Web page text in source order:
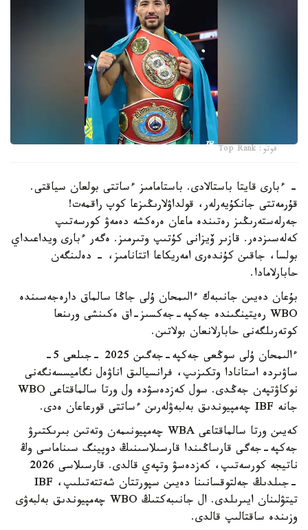
فوتو: Top Rank
- ءبارى قايتا باستالادى. باستامامىز ءساتتى بولعان سياقتى.
قۇرمەتتى جانكۇيەرلەر، قولداۋلارىڭىزعا كوپ راقمەت!
جەرلەستەرىڭىز رەتىندە ماعان ەرەكشە دەمەۋ كورسەتىپ
كەلەسىزدەر. قازىر ۆيزانى كۇتىپ وتىرمىز. ەگەر ءبارى ويداعىداي
بولسا، جاقىن كۇندەرى امەريكاعا اتتانامىز، - دەلىنگەن
حابارلامادا.
بۇعان دەيىن جانىبەك ءالىمحان ۇلى جاڭا سالماق دارەجەسىندە
WBO رەيتينگىندە جەكپە-جەكسىز-اق ەكىنشى ورىنعا
كوتەرىلگەنى حابارلانعان بولاتىن.
ءالىمحان ۇلى سوڭعى جەكپە-جەگىن 2025 -جىلعى 5-
ساۋىردە استانادا وتكىزىپ، فرانسيالىق اناۋەل نگاميسسەنگەنى
نوكاۋتپەن جەڭدى. سول كەزدەسۋدە ول ورتا سالماقتاعى WBO
جانە IBF چەمپيوندىق بەلبەۋلەرىن ءساتتى قورعاعان ەدى.
كەيىن ورتا سالماقتاعى WBA چەمپيونىمەن وتەتىن بىرىكتىرۋ
جەكپە-جەگى قارساڭىندا قارسىلاسىنىڭ دوپينگ سىناماسى وڭ
ناتيجە كورسەتىپ، كەزدەسۋ وتپەي قالدى. قارسىلاسى 2026
-جىلدىڭ جەلتوقسانىنا دەيىن سپورتتان شەتتەتىلىپ، IBF
تيتۋلىنان ايىرىلدى. ال جانىبەكتىڭ WBO چەمپيوندىق بەلبەۋى
وزىندە ساقتالىپ قالدى.